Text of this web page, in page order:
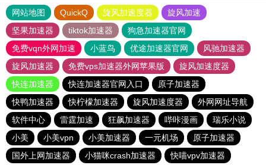
网站地图 QuickQ 旋风加速度器
旋风加速
坚果加速器
tiktok加速器
狗急加速器官网
免费vqn外网加速
小蓝鸟 优途加速器官网
风驰加速器
旋风加速器
免费vps加速器外网苹果版
旋风加速度器
快连加速器
快连加速器官网入口
原子加速器
快鸭加速器
快柠檬加速器 旋风加速度器
外网网址导航
软件中心
雷霆加速 狂飙加速器 哔咔漫画
瑞乐小说
小美
小美vpn 小美加速器 一元机场
原子加速器
国外上网加速器
小猫咪crash加速器 快喵vpv加速器